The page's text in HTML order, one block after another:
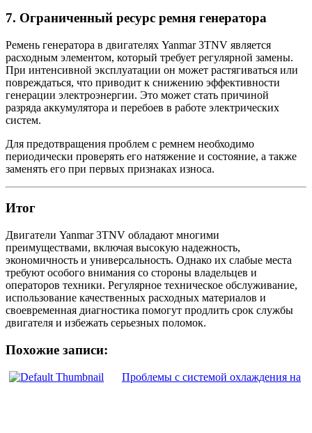
7. Ограниченный ресурс ремня генератора
Ремень генератора в двигателях Yanmar 3TNV является
расходным элементом, который требует регулярной замены.
При интенсивной эксплуатации он может растягиваться или
повреждаться, что приводит к снижению эффективности
генерации электроэнергии. Это может стать причиной
разряда аккумулятора и перебоев в работе электрических
систем.
Для предотвращения проблем с ремнем необходимо
периодически проверять его натяжение и состояние, а также
заменять его при первых признаках износа.
Итог
Двигатели Yanmar 3TNV обладают многими
преимуществами, включая высокую надежность,
экономичность и универсальность. Однако их слабые места
требуют особого внимания со стороны владельцев и
операторов техники. Регулярное техническое обслуживание,
использование качественных расходных материалов и
своевременная диагностика помогут продлить срок службы
двигателя и избежать серьезных поломок.
Похожие записи:
Проблемы с системой охлаждения на